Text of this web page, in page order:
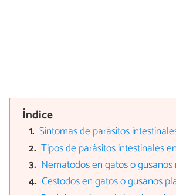
Índice
Síntomas de parásitos
Tipos de parásitos intestinales
Nematodos en gatos o
Cestodos en gatos o gusanos